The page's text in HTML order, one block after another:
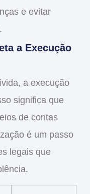
e evitar
a Execução
a execução
significa que
de contas
é um passo
legais que